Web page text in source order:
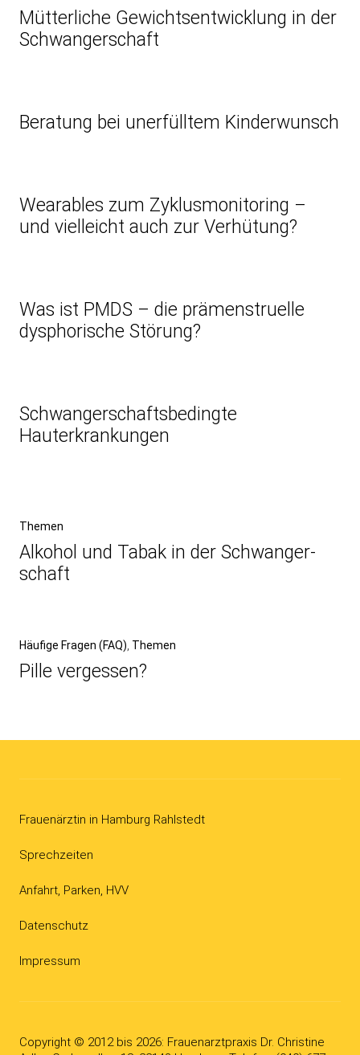
Mütterliche Gewichtsentwicklung in der
Schwangerschaft
Beratung bei unerfülltem Kinderwunsch
Wearables zum Zyklusmonitoring –
und vielleicht auch zur Verhütung?
Was ist PMDS – die prämenstruelle
dysphorische Störung?
Schwangerschaftsbedingte
Hauterkrankungen
Vorheriger
Beitrag
Themen
Alkohol und Tabak in der Schwanger­
schaft
Nächster
Beitrag
Häufige Fragen (FAQ) Themen
Pille vergessen?
Frauenärztin in Hamburg Rahlstedt
Sprechzeiten
Anfahrt, Parken, HVV
Datenschutz
Impressum
Copyright © 2012 bis 2026: Frauenarzt­­praxis Dr. Christine